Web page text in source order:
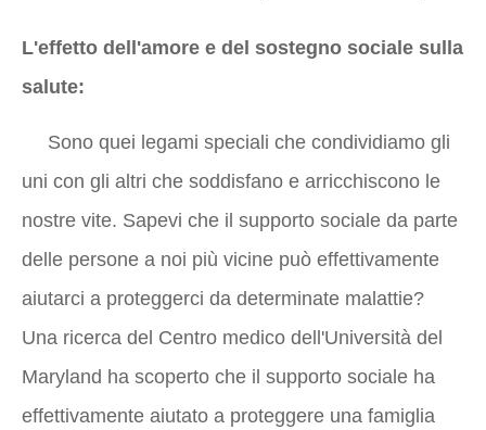
L'effetto dell'amore e del sostegno sociale sulla
salute:
Sono quei legami speciali che condividiamo gli
uni con gli altri che soddisfano e arricchiscono le
nostre vite. Sapevi che il supporto sociale da parte
delle persone a noi più vicine può effettivamente
aiutarci a proteggerci da determinate malattie?
Una ricerca del Centro medico dell'Università del
Maryland ha scoperto che il supporto sociale ha
effettivamente aiutato a proteggere una famiglia